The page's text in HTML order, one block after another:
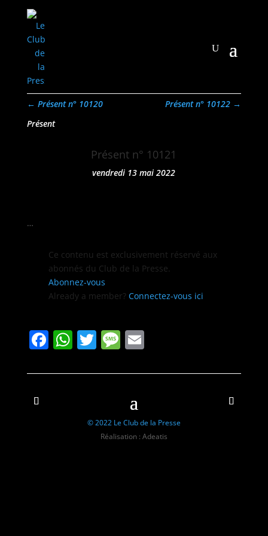
← Présent n° 10120 Présent n° 10122 →
Présent
Présent n° 10121
vendredi 13 mai 2022
…
Ce con­tenu est exclu­sive­ment réservé aux
abon­nés du Club de la Presse.
Abon­nez-vous
Already a mem­ber? Con­nectez-vous ici
Facebook
WhatsApp
TwitterMessage
Email
© 2022 Le Club de la Presse
Réalisation : Adeatis